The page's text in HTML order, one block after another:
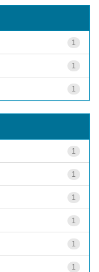
1
1
1
1
1
1
1
1
1